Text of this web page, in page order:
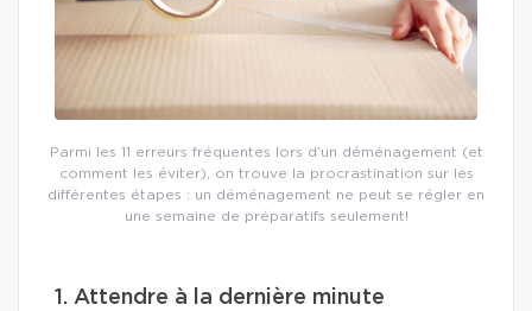
Parmi les 11 erreurs fréquentes lors d’un déménagement (et
comment les éviter), on trouve la procrastination sur les
différentes étapes : un déménagement ne peut se régler en
une semaine de préparatifs seulement!
1. Attendre à la dernière minute